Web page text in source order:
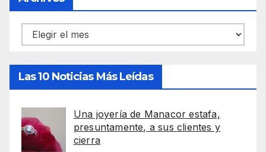
Archivos
Las 10 Noticias Más Leídas
Una joyería de Manacor estafa,
presuntamente, a sus clientes y
cierra